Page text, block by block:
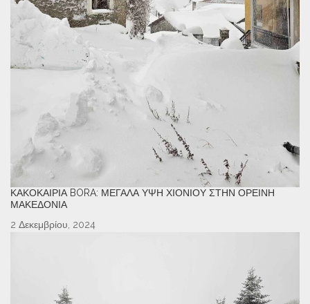
ΚΑΚΟΚΑΙΡΊΑ BORA: ΜΕΓΆΛΑ ΎΨΗ ΧΙΟΝΙΟΎ ΣΤΗΝ ΟΡΕΙΝΉ
ΜΑΚΕΔΟΝΊΑ
2 Δεκεμβρίου, 2024